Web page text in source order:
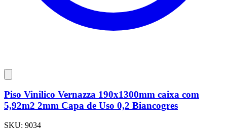
Piso Vinilico Vernazza 190x1300mm caixa com
5,92m2 2mm Capa de Uso 0,2 Biancogres
SKU: 9034